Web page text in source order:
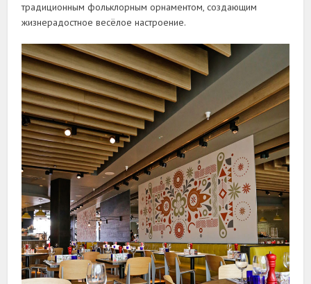
традиционным фольклорным орнаментом, создающим
жизнерадостное весёлое настроение.